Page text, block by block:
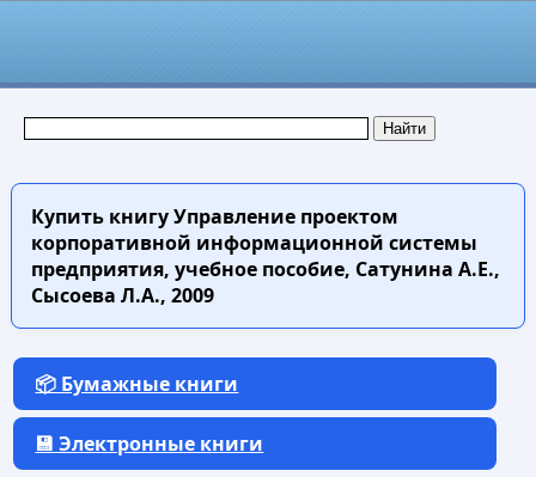
Купить книгуУправление проектом
корпоративной информационной системы
предприятия, учебное пособие, Сатунина А.Е.,
Сысоева Л.А., 2009
📦 Бумажные книги
💾 Электронные книги